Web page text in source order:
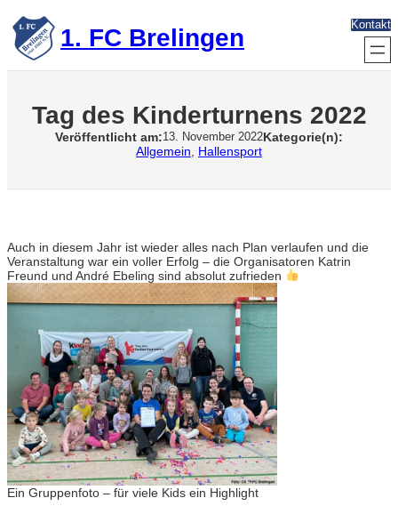
Zum
Inhalt
springen 1. FC Brelingen Kontakt
Tag des Kinderturnens 2022
Veröffentlicht am:13. November 2022Kategorie(n):
Allgemein
Hallensport
Auch in diesem Jahr ist wieder alles nach Plan verlaufen und die
Veranstaltung war ein voller Erfolg – die Organisatoren Katrin
Freund und André Ebeling sind absolut zufrieden
Ein Gruppenfoto – für viele Kids ein Highlight